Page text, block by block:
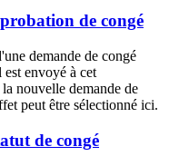
de congé
demande de congé
envoyé à cet
nouvelle demande de
peut être sélectionné ici.
de congé